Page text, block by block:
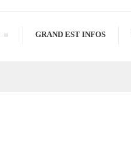
GRAND EST INFOS